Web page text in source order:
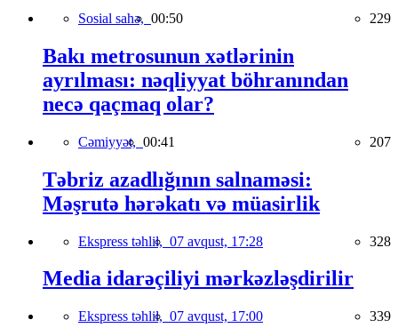
Sosial sahə, 00:50 229
Bakı metrosunun xətlərinin
ayrılması: nəqliyyat böhranından
necə qaçmaq olar?
Cəmiyyət, 00:41 207
Təbriz azadlığının salnaməsi:
Məşrutə hərəkatı və müasirlik
Ekspress təhlil, 07 avqust, 17:28 328
Media idarəçiliyi mərkəzləşdirilir
Ekspress təhlil, 07 avqust, 17:00 339